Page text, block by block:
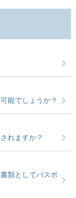
能でしょうか？
れますか？
類としてパスポ